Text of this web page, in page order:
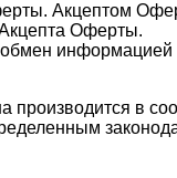
Акцептом
Оферты.
обмен
в